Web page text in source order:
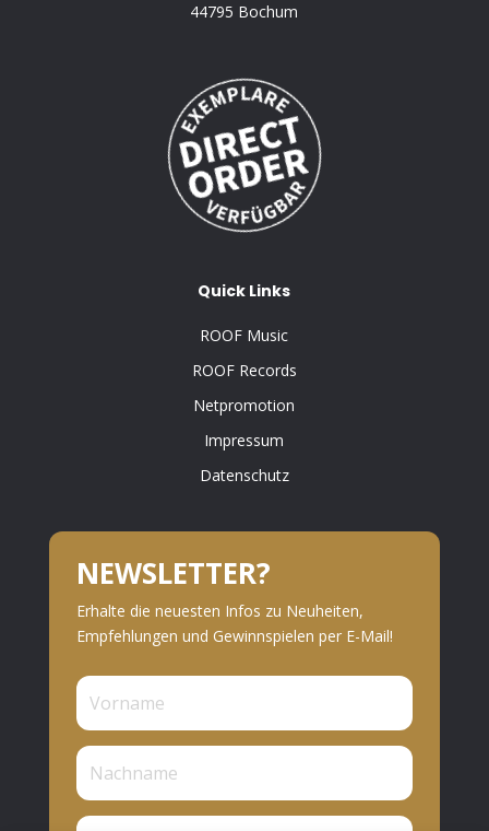
44795 Bochum
Quick Links
ROOF Music
ROOF Records
Netpromotion
Impressum
Datenschutz
NEWSLETTER?
Erhalte die neuesten Infos zu Neuheiten,
Empfehlungen und Gewinnspielen per E-Mail!